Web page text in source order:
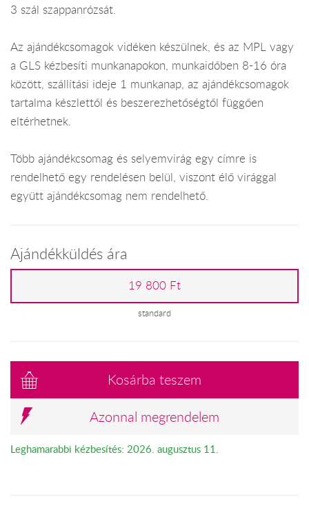
3 szál szappanrózsát.
Az ajándékcsomagok vidéken készülnek, és az MPL vagy
a GLS kézbesíti munkanapokon, munkaidőben 8-16 óra
között, szállítási ideje 1 munkanap, az ajándékcsomagok
tartalma készlettől és beszerezhetőségtől függően
eltérhetnek.
Több ajándékcsomag és selyemvirág egy címre is
rendelhető egy rendelésen belül, viszont élő virággal
együtt ajándékcsomag nem rendelhető.
Ajándékküldés ára
19 800 Ft
standard
Kosárba teszem
Azonnal megrendelem
Leghamarabbi kézbesítés: 2026. augusztus 11.